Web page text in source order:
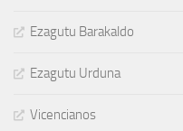
Ezagutu Barakaldo
Ezagutu Urduna
Vicencianos